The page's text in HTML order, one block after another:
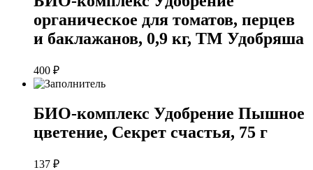
органическое для томатов, перцев
и баклажанов, 0,9 кг, ТМ Удобряша
400 ₽
БИО-комплекс Удобрение Пышное
цветение, Секрет счастья, 75 г
137 ₽